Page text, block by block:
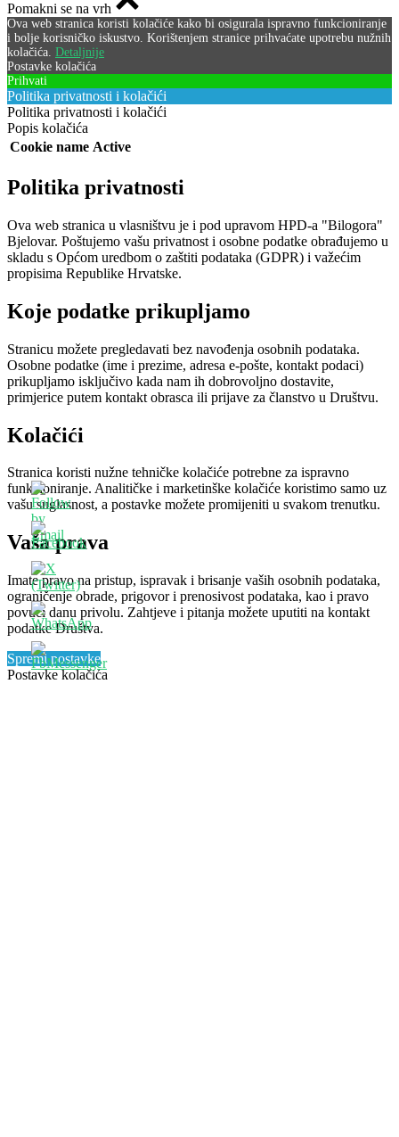
Pomakni se na vrh
Ova web stranica koristi kolačiće kako bi osigurala ispravno funkcioniranje
i bolje korisničko iskustvo. Korištenjem stranice prihvaćate upotrebu nužnih
kolačića. Detaljnije
Postavke kolačića
Prihvati
Politika privatnosti i kolačići
Politika privatnosti i kolačići
Popis kolačića
Cookie name Active
Politika privatnosti
Ova web stranica u vlasništvu je i pod upravom HPD-a "Bilogora"
Bjelovar. Poštujemo vašu privatnost i osobne podatke obrađujemo u
skladu s Općom uredbom o zaštiti podataka (GDPR) i važećim
propisima Republike Hrvatske.
Koje podatke prikupljamo
Stranicu možete pregledavati bez navođenja osobnih podataka.
Osobne podatke (ime i prezime, adresa e-pošte, kontakt podaci)
prikupljamo isključivo kada nam ih dobrovoljno dostavite,
primjerice putem kontakt obrasca ili prijave za članstvo u Društvu.
Kolačići
Stranica koristi nužne tehničke kolačiće potrebne za ispravno
funkcioniranje. Analitičke i marketinške kolačiće koristimo samo uz
vašu suglasnost, a postavke možete promijeniti u svakom trenutku.
Vaša prava
Imate pravo na pristup, ispravak i brisanje vaših osobnih podataka,
ograničenje obrade, prigovor i prenosivost podataka, kao i pravo
povući danu privolu. Zahtjeve i pitanja možete uputiti na kontakt
podatke Društva.
Spremi postavke
Postavke kolačića